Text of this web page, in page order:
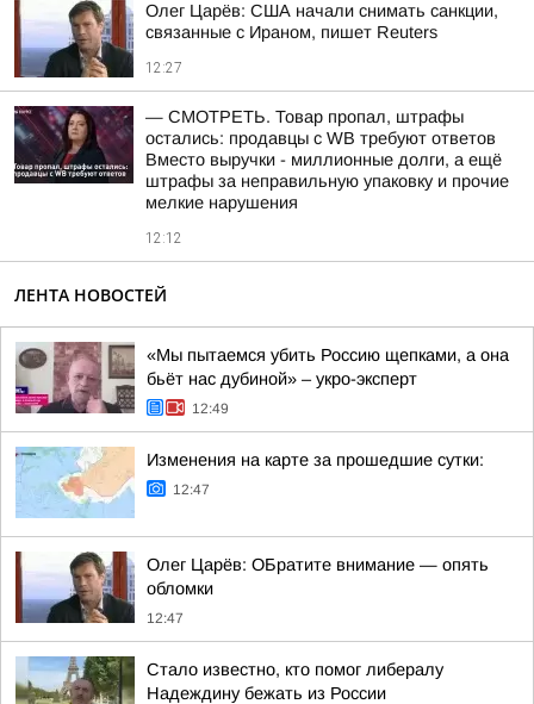
Олег Царёв: США начали снимать санкции,
связанные с Ираном, пишет Reuters
12:27
— СМОТРЕТЬ. Товар пропал, штрафы
остались: продавцы с WB требуют ответов
Вместо выручки - миллионные долги, а ещё
штрафы за неправильную упаковку и прочие
мелкие нарушения
12:12
ЛЕНТА НОВОСТЕЙ
«Мы пытаемся убить Россию щепками, а она
бьёт нас дубиной» – укро-эксперт
12:49
Изменения на карте за прошедшие сутки:
12:47
Олег Царёв: ОБратите внимание — опять
обломки
12:47
Стало известно, кто помог либералу
Надеждину бежать из России